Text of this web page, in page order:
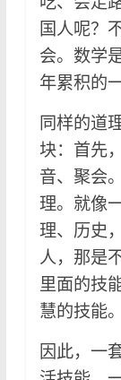
国人呢？
会。数学
年累积的
同样的道
块：首先
音、聚会
理。就像
理、历史
人，那是
里面的技
慧的技能。
因此，一